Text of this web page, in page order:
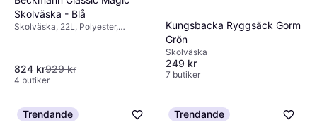
Skolväska - Blå
Skolväska, 22L, Polyester,
824 kr929 kr
4 butiker
Kungsbacka Ryggsäck Gorm
Grön
Skolväska
249 kr
7 butiker
Trendande Trendande